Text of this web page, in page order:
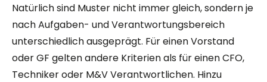
Natürlich sind Muster nicht immer gleich, sondern je
nach Aufgaben- und Verantwortungsbereich
unterschiedlich ausgeprägt. Für einen Vorstand
oder GF gelten andere Kriterien als für einen CFO,
Techniker oder M&V Verantwortlichen. Hinzu